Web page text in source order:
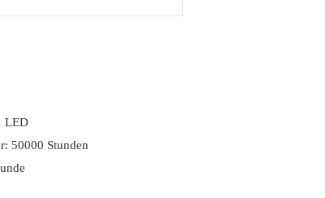
LED
50000 Stunden